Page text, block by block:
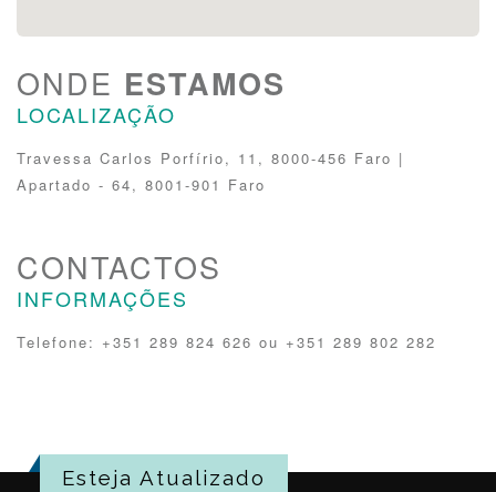
ONDE ESTAMOS
LOCALIZAÇÃO
Travessa Carlos Porfírio, 11, 8000-456 Faro |
Apartado - 64, 8001-901 Faro
CONTACTOS
INFORMAÇÕES
Telefone: +351 289 824 626 ou +351 289 802 282
Esteja Atualizado